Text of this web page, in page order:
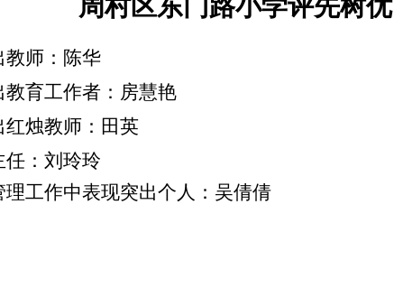
周村区东门路小学评先树优
教师：陈华
教育工作者：房慧艳
红烛教师：田英
任：刘玲玲
理工作中表现突出个人：吴倩倩